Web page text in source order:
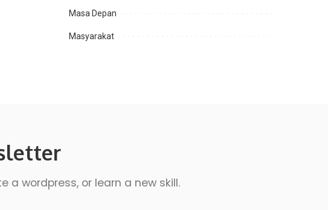
Masa Depan
Masyarakat
a wordpress, or learn a new skill.